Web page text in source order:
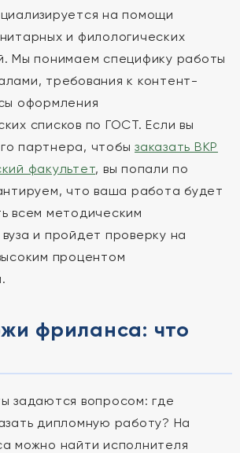
на помощи
и филологических
Мы понимаем специфику работы
требования к контент-
оформления
списков по ГОСТ. Если вы
партнера, чтобы заказать ВКР
факультет, вы попали по
что ваша работа будет
всем методическим
и пройдет проверку на
процентом
фриланса: что
задаются вопросом: где
дипломную работу? На
можно найти исполнителя